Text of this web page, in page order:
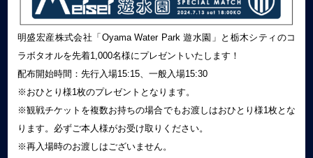
明盛宏産株式会社「Oyama Water Park 遊水園」と栃木シティのコ
ラボタオルを先着1,000名様にプレゼントいたします！
配布開始時間：先行入場15:15、一般入場15:30
※おひとり様1枚のプレゼントとなります。
※観戦チケットを複数お持ちの場合でもお渡しはおひとり様1枚とな
ります。必ずご本人様がお受け取りください。
※再入場時のお渡しはございません。